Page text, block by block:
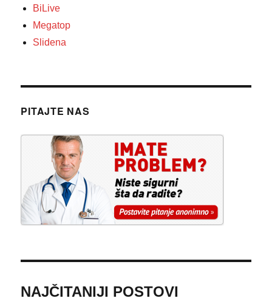
BiLive
Megatop
Slidena
PITAJTE NAS
NAJČITANIJI POSTOVI